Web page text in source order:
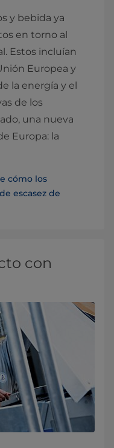
y bebida ya
en torno al
Estos incluían
Europea y
la energía y el
de los
una nueva
Europa: la
cómo los
escasez de
con